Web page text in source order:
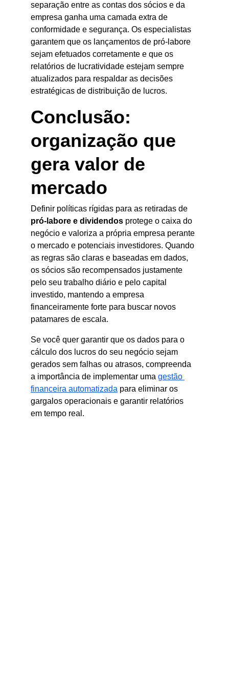
separação entre as contas dos sócios e da
empresa ganha uma camada extra de
conformidade e segurança. Os especialistas
garantem que os lançamentos de pró-labore
sejam efetuados corretamente e que os
relatórios de lucratividade estejam sempre
atualizados para respaldar as decisões
estratégicas de distribuição de lucros.
Conclusão:
organização que
gera valor de
mercado
Definir políticas rígidas para as retiradas de
pró-labore e dividendos protege o caixa do
negócio e valoriza a própria empresa perante
o mercado e potenciais investidores. Quando
as regras são claras e baseadas em dados,
os sócios são recompensados justamente
pelo seu trabalho diário e pelo capital
investido, mantendo a empresa
financeiramente forte para buscar novos
patamares de escala.
Se você quer garantir que os dados para o
cálculo dos lucros do seu negócio sejam
gerados sem falhas ou atrasos, compreenda
a importância de implementar uma gestão
financeira automatizada para eliminar os
gargalos operacionais e garantir relatórios
em tempo real.